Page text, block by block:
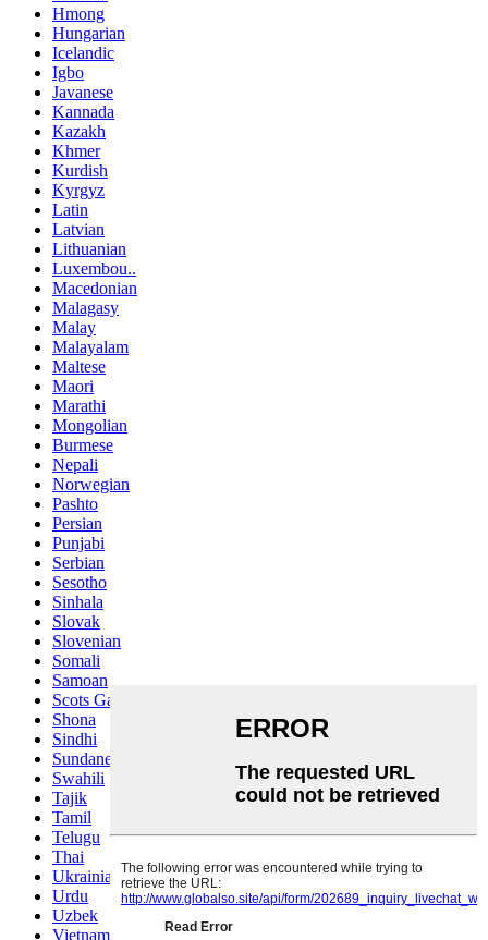
Hmong
Hungarian
Icelandic
Igbo
Javanese
Kannada
Kazakh
Khmer
Kurdish
Kyrgyz
Latin
Latvian
Lithuanian
Luxembou..
Macedonian
Malagasy
Malay
Malayalam
Maltese
Maori
Marathi
Mongolian
Burmese
Nepali
Norwegian
Pashto
Persian
Punjabi
Serbian
Sesotho
Sinhala
Slovak
Slovenian
Somali
Samoan
Scots Gaelic
Shona
Sindhi
Sundanese
Swahili
Tajik
Tamil
Telugu
Thai
Ukrainian
Urdu
Uzbek
Vietnamese